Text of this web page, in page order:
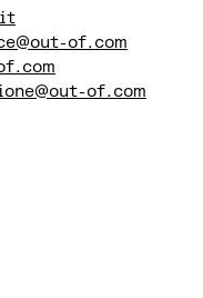
of.com
of.com